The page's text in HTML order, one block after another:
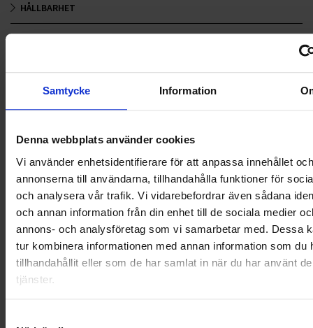
Samtycke Information
Denna webbplats använder cookies
Vi använder enhetsidentifierare för att anpassa innehållet och
annonserna till användarna, tillhandahålla funktioner för
och analysera vår trafik. Vi vidarebefordrar även sådana
och annan information från din enhet till de sociala medier
annons- och analysföretag som vi samarbetar med. Dessa
tur kombinera informationen med annan information som du
tillhandahållit eller som de har samlat in när du har använt
tjänster.
HÅLLBARHET
NYA UPPDRAG
OHLSSONS REGION SYD
OHLSSONS REGION VÄST
OHLSSONSKOLLEGOR
RENHÅLLNING
SAMARBETEN